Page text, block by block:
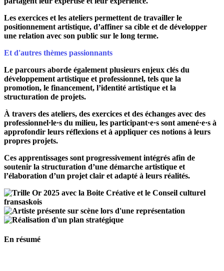
Les exercices et les ateliers permettent de travailler le
positionnement artistique, d’affiner sa cible et de développer
une relation avec son public sur le long terme.
Et d'autres thèmes passionnants
Le parcours aborde également plusieurs enjeux clés du
développement artistique et professionnel, tels que la
promotion, le financement, l’identité artistique et la
structuration de projets.
À travers des ateliers, des exercices et des échanges avec des
professionnel·le·s du milieu, les participant·e·s sont amené·e·s à
approfondir leurs réflexions et à appliquer ces notions à leurs
propres projets.
Ces apprentissages sont progressivement intégrés afin de
soutenir la structuration d’une démarche artistique et
l’élaboration d’un projet clair et adapté à leurs réalités.
En résumé